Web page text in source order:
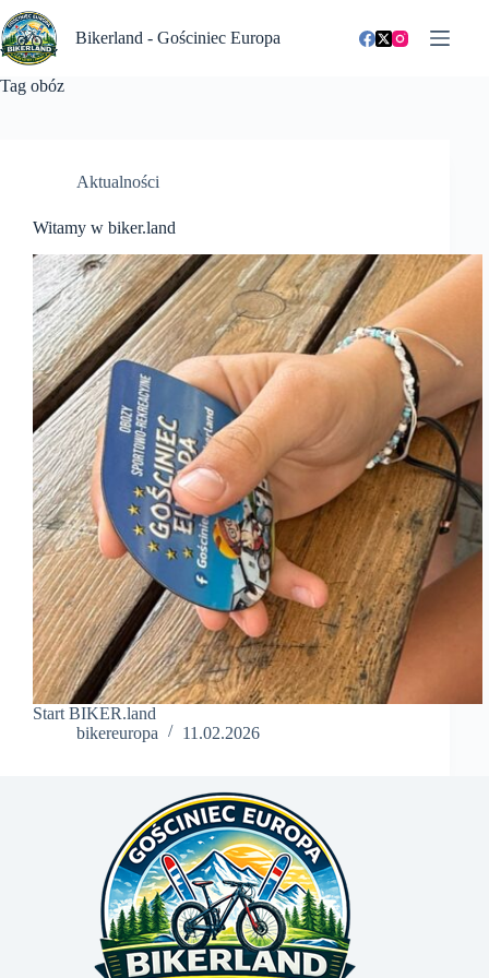
Przejdź
do
treści
Bikerland - Gościniec Europa
Tag obóz
Aktualności
Witamy w biker.land
Start BIKER.land
bikereuropa
11.02.2026